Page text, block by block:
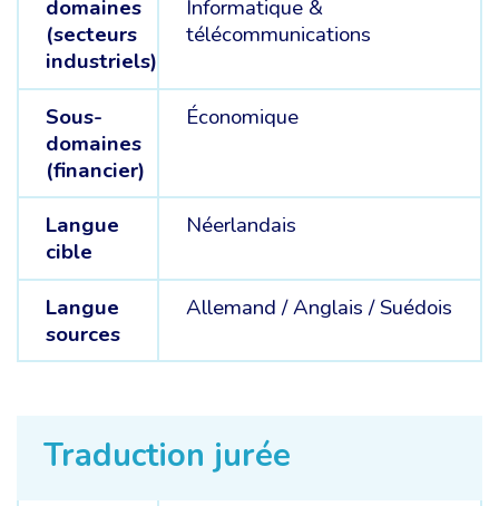
domaines
(secteurs
industriels)
Informatique &
télécommunications
Sous-
domaines
(financier)
Économique
Langue
cible
Néerlandais
Langue
sources
Allemand /Anglais /Suédois
Traduction jurée